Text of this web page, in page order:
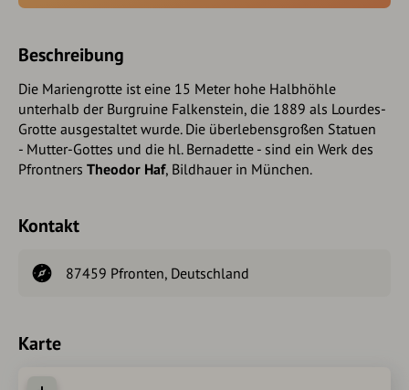
Beschreibung
Die Mariengrotte ist eine 15 Meter hohe Halbhöhle
unterhalb der Burgruine Falkenstein, die 1889 als Lourdes-
Grotte ausgestaltet wurde. Die überlebensgroßen Statuen
- Mutter-Gottes und die hl. Bernadette - sind ein Werk des
Pfrontners Theodor Haf, Bildhauer in München.
Kontakt
87459 Pfronten, Deutschland
Karte